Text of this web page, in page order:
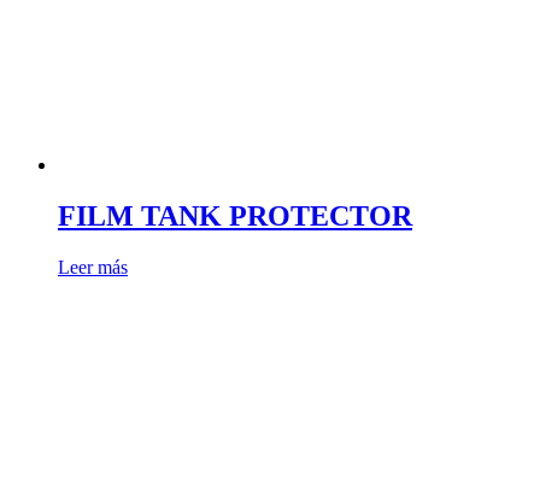
FILM TANK PROTECTOR
Leer más